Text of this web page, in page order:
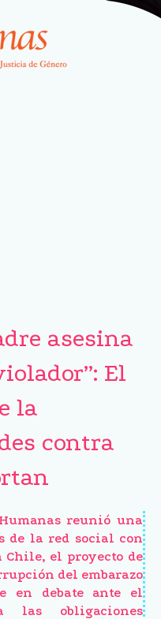
asesina
El
la
contra
reunió una
de la red social con
el proyecto de
del embarazo
en debate ante el
las obligaciones